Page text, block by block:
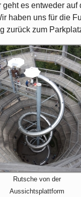
es entweder auf
haben uns für die
zurück zum
Rutsche von der
Aussichtsplattform